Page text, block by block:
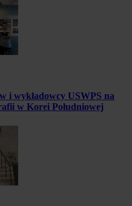
i wykładowcy USWPS na
w Korei Południowej